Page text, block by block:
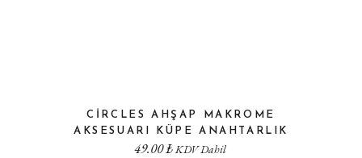
CIRCLES AHŞAP MAKROME
AKSESUARI KÜPE ANAHTARLIK
49.00₺KDV Dahil